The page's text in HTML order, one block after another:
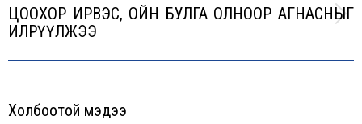
Next
ЦООХОР ИРВЭС, ОЙН БУЛГА ОЛНООР АГНАСНЫГ
ИЛРҮҮЛЖЭЭ
Холбоотой мэдээ